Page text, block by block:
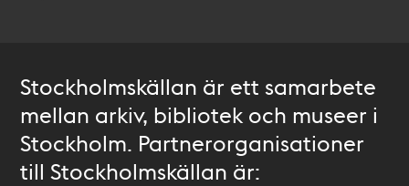
Stockholmskällan är ett samarbete
mellan arkiv, bibliotek och museer i
Stockholm. Partnerorganisationer
till Stockholmskällan är: